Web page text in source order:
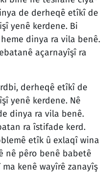
de derheqê etîkî de
yenê kerdene. Bi
dinya ra vila benê.
açarnayîşî ra
derheqê etîkî de
yenê kerdene. Nê
dinya ra vila benê.
ra îstifade kerd.
etîk û exlaqî wina
nê pêro benê babetê
kenê wayîrê zanayîş